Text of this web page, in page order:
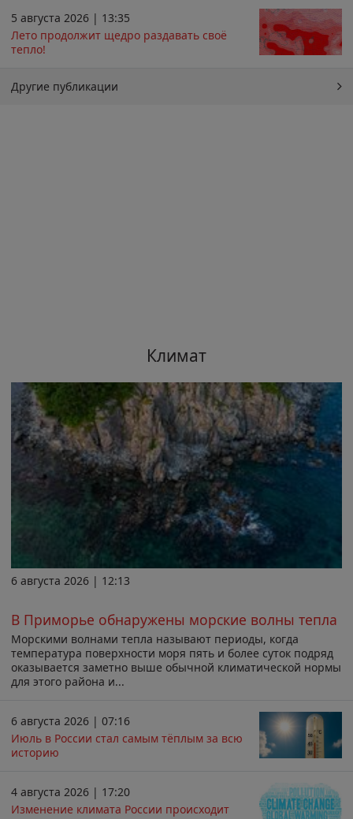
5 августа 2026 | 13:35
Лето продолжит щедро раздавать своё
тепло!
Другие публикации
Климат
6 августа 2026 | 12:13
В Приморье обнаружены морские волны тепла
Морскими волнами тепла называют периоды, когда
температура поверхности моря пять и более суток подряд
оказывается заметно выше обычной климатической нормы
для этого района и...
6 августа 2026 | 07:16
Июль в России стал самым тёплым за всю
историю
4 августа 2026 | 17:20
Изменение климата России происходит